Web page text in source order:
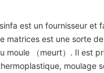
est un fournisseur et
matrices est une sorte
moule （meurt）. Il est
moulage